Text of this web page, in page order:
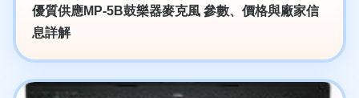
優質供應MP-5B鼓樂器麥克風 參數、價格與廠家信
息詳解